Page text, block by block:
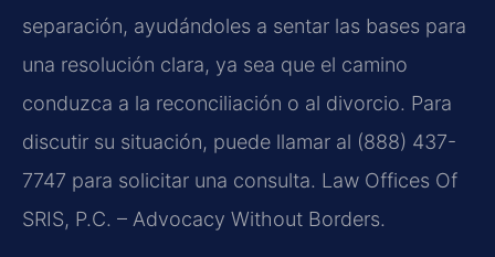
separación, ayudándoles a sentar las bases para
una resolución clara, ya sea que el camino
conduzca a la reconciliación o al divorcio. Para
discutir su situación, puede llamar al (888) 437-
7747 para solicitar una consulta. Law Offices Of
SRIS, P.C. – Advocacy Without Borders.